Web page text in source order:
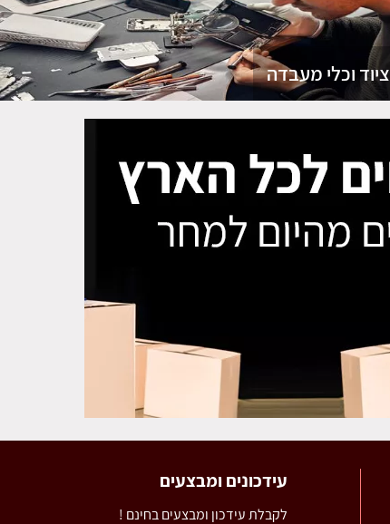
ציוד וכלי מעבדה
עידכונים ומבצעים
לקבלת עידכון ומבצעים בחינם !